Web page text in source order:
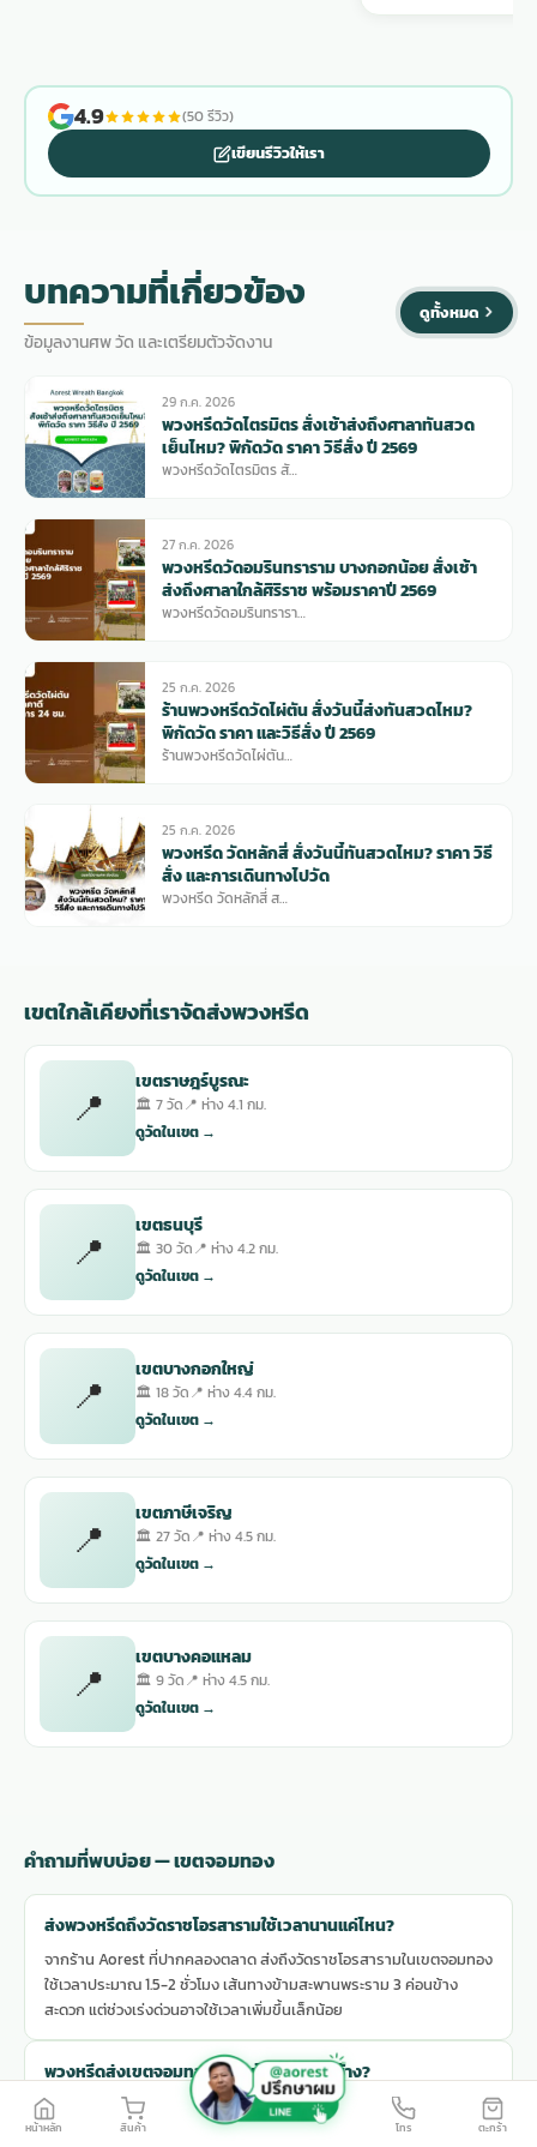
4.9 (50 รีวิว)
เขียนรีวิวให้เรา
บทความที่เกี่ยวข้อง
ข้อมูลงานศพ วัด และเตรียมตัวจัดงาน
ดูทั้งหมด
29 ก.ค. 2026
พวงหรีดวัดไตรมิตร สั่งเช้าส่งถึงศาลาทันสวด
เย็นไหม? พิกัดวัด ราคา วิธีสั่ง ปี 2569
พวงหรีดวัดไตรมิตร สั…
27 ก.ค. 2026
พวงหรีดวัดอมรินทราราม บางกอกน้อย สั่งเช้า
ส่งถึงศาลาใกล้ศิริราช พร้อมราคาปี 2569
พวงหรีดวัดอมรินทรารา…
25 ก.ค. 2026
ร้านพวงหรีดวัดไผ่ตัน สั่งวันนี้ส่งทันสวดไหม?
พิกัดวัด ราคา และวิธีสั่ง ปี 2569
ร้านพวงหรีดวัดไผ่ตัน…
25 ก.ค. 2026
พวงหรีด วัดหลักสี่ สั่งวันนี้ทันสวดไหม? ราคา วิธี
สั่ง และการเดินทางไปวัด
พวงหรีด วัดหลักสี่ ส…
เขตใกล้เคียงที่เราจัดส่งพวงหรีด
📍 เขตราษฎร์บูรณะ
🏛 7 วัด📍 ห่าง 4.1 กม.
ดูวัดในเขต →
📍 เขตธนบุรี
🏛 30 วัด📍 ห่าง 4.2 กม.
ดูวัดในเขต →
📍 เขตบางกอกใหญ่
🏛 18 วัด📍 ห่าง 4.4 กม.
ดูวัดในเขต →
📍 เขตภาษีเจริญ
🏛 27 วัด📍 ห่าง 4.5 กม.
ดูวัดในเขต →
📍 เขตบางคอแหลม
🏛 9 วัด📍 ห่าง 4.5 กม.
ดูวัดในเขต →
คำถามที่พบบ่อย — เขตจอมทอง
ส่งพวงหรีดถึงวัดราชโอรสารามใช้เวลานานแค่ไหน?
จากร้าน Aorest ที่ปากคลองตลาด ส่งถึงวัดราชโอรสารามในเขตจอมทอง
ใช้เวลาประมาณ 1.5-2 ชั่วโมง เส้นทางข้ามสะพานพระราม 3 ค่อนข้าง
สะดวก แต่ช่วงเร่งด่วนอาจใช้เวลาเพิ่มขึ้นเล็กน้อย
พวงหรีดส่งเขตจอมทองมีแบบไหนให้เลือกบ้าง?
มีทั้งพวงหรีดดอกไม้สดเริ่มต้น 599 บาท พวงหรีดพัดลมเริ่มต้น 1,290
บาท ดอกไม้หน้าศพ และดอกไม้ประดับเมรุ สามารถเลือกดูแบบและสั่งผ่าน
หน้าหลัก สินค้า โทร ตะกร้า